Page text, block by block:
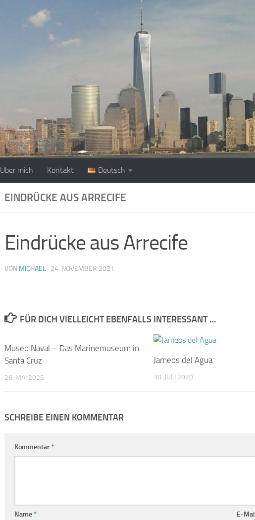
Über mich Kontakt Deutsch
EINDRÜCKE AUS ARRECIFE
Eindrücke aus Arrecife
VON MICHAEL · 24. NOVEMBER 2021
FÜR DICH VIELLEICHT EBENFALLS INTERESSANT …
Museo Naval – Das Marinemuseum in
Santa Cruz
26. MAI 2025
Jameos del Agua
30. JULI 2020
SCHREIBE EINEN KOMMENTAR
Kommentar*
Name* E-